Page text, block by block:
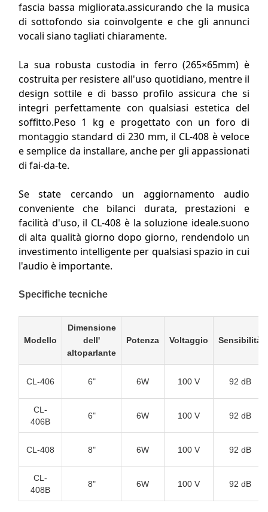
fascia bassa migliorata.assicurando che la musica
di sottofondo sia coinvolgente e che gli annunci
vocali siano tagliati chiaramente.
La sua robusta custodia in ferro (265×65mm) è
costruita per resistere all'uso quotidiano, mentre il
design sottile e di basso profilo assicura che si
integri perfettamente con qualsiasi estetica del
soffitto.Peso 1 kg e progettato con un foro di
montaggio standard di 230 mm, il CL-408 è veloce
e semplice da installare, anche per gli appassionati
di fai-da-te.
Se state cercando un aggiornamento audio
conveniente che bilanci durata, prestazioni e
facilità d'uso, il CL-408 è la soluzione ideale.suono
di alta qualità giorno dopo giorno, rendendolo un
investimento intelligente per qualsiasi spazio in cui
l'audio è importante.
Specifiche tecniche
Modello
Dimensione
dell'
altoparlante
Potenza Voltaggio Sensibilità
CL-406 6" 6W 100 V 92 dB
CL-
406B
6" 6W 100 V 92 dB
CL-408 8" 6W 100 V 92 dB
CL-
408B
8" 6W 100 V 92 dB